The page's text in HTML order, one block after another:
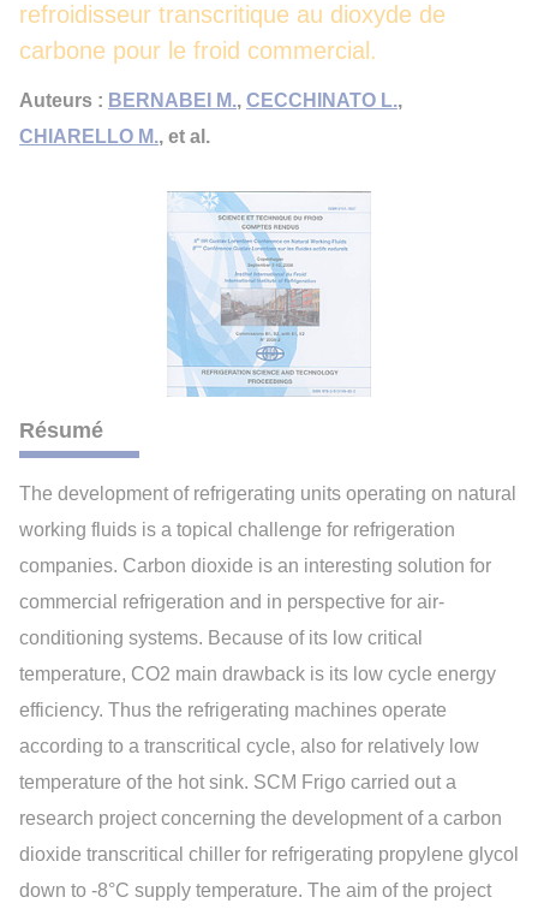
refroidisseur transcritique au dioxyde de
carbone pour le froid commercial.
Auteurs : BERNABEI M., CECCHINATO L.,
CHIARELLO M., et al.
Résumé
The development of refrigerating units operating on natural
working fluids is a topical challenge for refrigeration
companies. Carbon dioxide is an interesting solution for
commercial refrigeration and in perspective for air-
conditioning systems. Because of its low critical
temperature, CO2 main drawback is its low cycle energy
efficiency. Thus the refrigerating machines operate
according to a transcritical cycle, also for relatively low
temperature of the hot sink. SCM Frigo carried out a
research project concerning the development of a carbon
dioxide transcritical chiller for refrigerating propylene glycol
down to -8°C supply temperature. The aim of the project